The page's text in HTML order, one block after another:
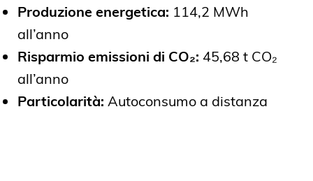
Produzione energetica: 114,2 MWh
all’anno
Risparmio emissioni di CO₂: 45,68 t CO₂
all’anno
Particolarità: Autoconsumo a distanza